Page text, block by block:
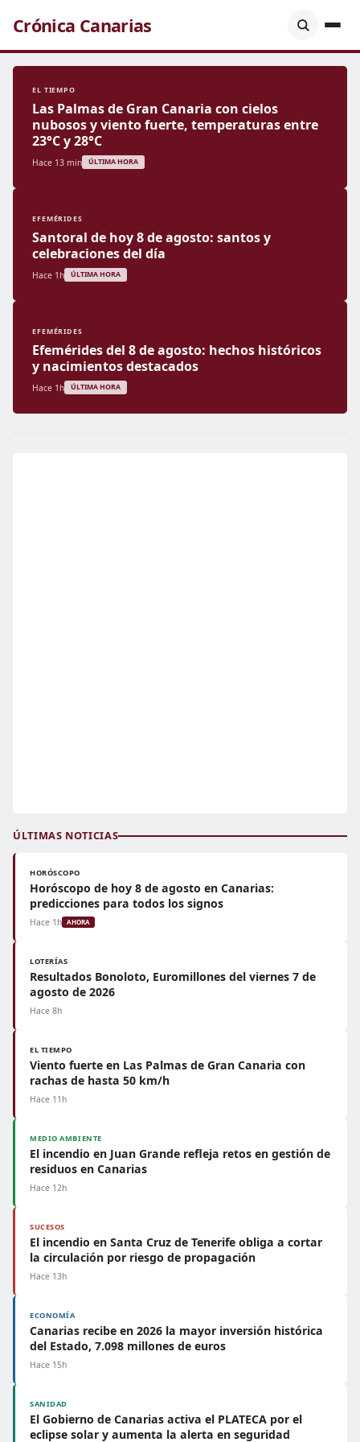
Crónica Canarias
EL TIEMPO
Las Palmas de Gran Canaria con cielos
nubosos y viento fuerte, temperaturas entre
23°C y 28°C
Hace 13 min ÚLTIMA HORA
EFEMÉRIDES
Santoral de hoy 8 de agosto: santos y
celebraciones del día
Hace 1h ÚLTIMA HORA
EFEMÉRIDES
Efemérides del 8 de agosto: hechos históricos
y nacimientos destacados
Hace 1h ÚLTIMA HORA
ÚLTIMAS NOTICIAS
HORÓSCOPO
Horóscopo de hoy 8 de agosto en Canarias:
predicciones para todos los signos
Hace 1h AHORA
LOTERÍAS
Resultados Bonoloto, Euromillones del viernes 7 de
agosto de 2026
Hace 8h
EL TIEMPO
Viento fuerte en Las Palmas de Gran Canaria con
rachas de hasta 50 km/h
Hace 11h
MEDIO AMBIENTE
El incendio en Juan Grande refleja retos en gestión de
residuos en Canarias
Hace 12h
SUCESOS
El incendio en Santa Cruz de Tenerife obliga a cortar
la circulación por riesgo de propagación
Hace 13h
ECONOMÍA
Canarias recibe en 2026 la mayor inversión histórica
del Estado, 7.098 millones de euros
Hace 15h
SANIDAD
El Gobierno de Canarias activa el PLATECA por el
eclipse solar y aumenta la alerta en seguridad